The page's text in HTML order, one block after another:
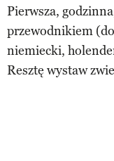
Pierwsza,
przewodnikiem
niemiecki,
Resztę wystaw